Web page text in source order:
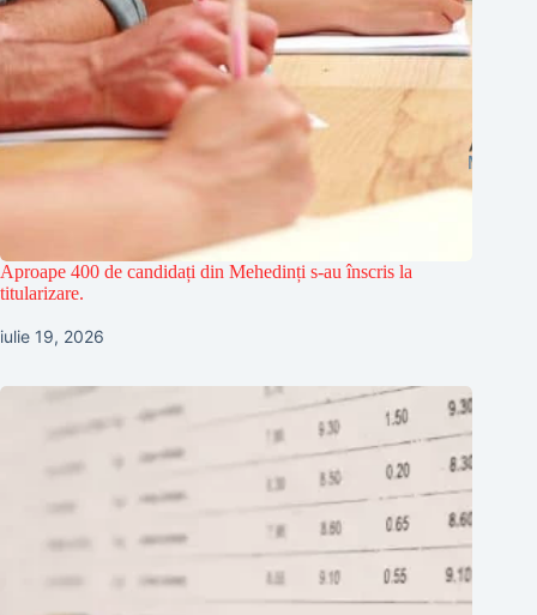
Aproape 400 de candidați din Mehedinți s-au înscris la
titularizare.
iulie 19, 2026